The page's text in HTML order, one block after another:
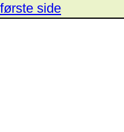
side